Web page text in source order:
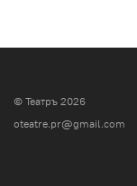
© Театръ 2026
oteatre.pr@gmail.com